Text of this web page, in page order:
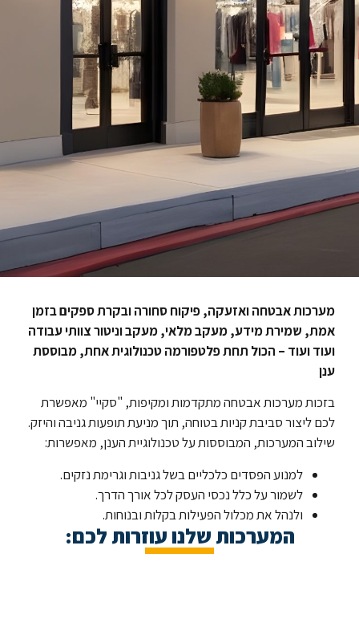
מערכות אבטחה ואזעקה, פיקוח סחורה ובקרת ספקים בזמן
אמת, שמירת מידע, מעקב מלאי, מעקב וניטור צוותי עבודה
ועוד ועוד – הכול תחת פלטפורמה טכנולוגית אחת, מבוססת
ענן
בזכות מערכות אבטחה מתקדמות ומקיפות, "סקיי" מאפשרת
לכם ליצור סביבת קניות בטוחה, תוך מניעת תופעות גניבה והיזק.
שילוב המערכות, המבוססות על טכנולוגיית הענן, מאפשרות:
למנוע הפסדים כלכליים בשל גניבות וגרימת נזקים.
לשמור על כלל נכסי העסק לכל אורך הדרך.
ולנהל את מכלול הפעילות בקלות ובנוחות.
המערכות שלנו עוזרות לכם: